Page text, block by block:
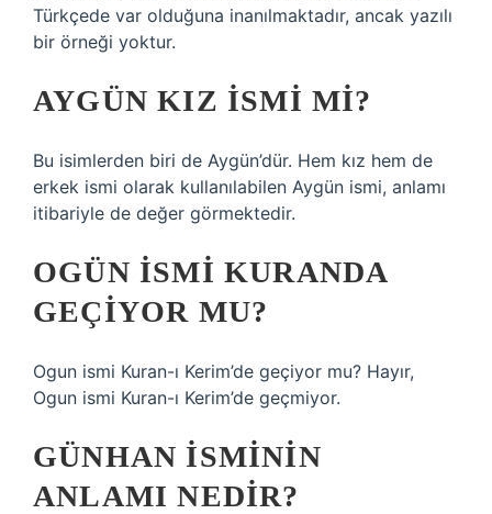
Türkçede var olduğuna inanılmaktadır, ancak yazılı
bir örneği yoktur.
AYGÜN KIZ ISMI MI?
Bu isimlerden biri de Aygün’dür. Hem kız hem de
erkek ismi olarak kullanılabilen Aygün ismi, anlamı
itibariyle de değer görmektedir.
OGÜN ISMI KURANDA
GEÇIYOR MU?
Ogun ismi Kuran-ı Kerim’de geçiyor mu? Hayır,
Ogun ismi Kuran-ı Kerim’de geçmiyor.
GÜNHAN ISMININ
ANLAMI NEDIR?